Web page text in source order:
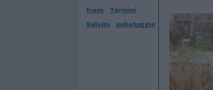
treni
Termini
Salvini
sabotaggio